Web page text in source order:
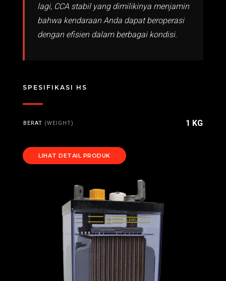
lagi, CCA stabil yang dimilikinya menjamin
bahwa kendaraan Anda dapat beroperasi
dengan efisien dalam berbagai kondisi.
SPESIFIKASI HS
BERAT (WEIGHT) 1 KG
LIHAT DETAIL PRODUK